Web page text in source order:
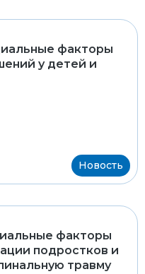
факторы
у детей и
Новость
факторы
подростков и
травму